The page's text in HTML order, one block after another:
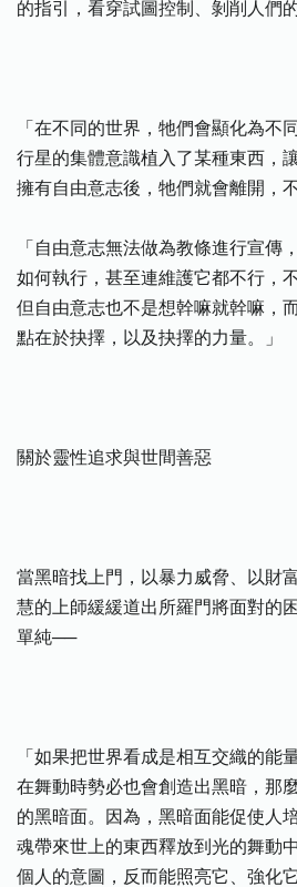
的指引，看穿試圖控制、剝削人們
「在不同的世界，牠們會顯化為不
行星的集體意識植入了某種東西，
擁有自由意志後，牠們就會離開，
「自由意志無法做為教條進行宣傳
如何執行，甚至連維護它都不行，
但自由意志也不是想幹嘛就幹嘛，
點在於抉擇，以及抉擇的力量。」
關於靈性追求與世間善惡
當黑暗找上門，以暴力威脅、以財
慧的上師緩緩道出所羅門將面對的
單純──
「如果把世界看成是相互交織的能
在舞動時勢必也會創造出黑暗，那
的黑暗面。因為，黑暗面能促使人
魂帶來世上的東西釋放到光的舞動
個人的意圖，反而能照亮它、強化它